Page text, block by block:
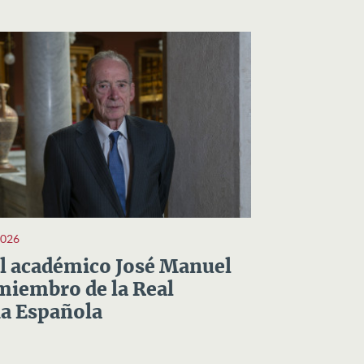
académico José Manuel
de la Real
Española